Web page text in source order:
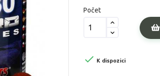
Počet
 K dispozici